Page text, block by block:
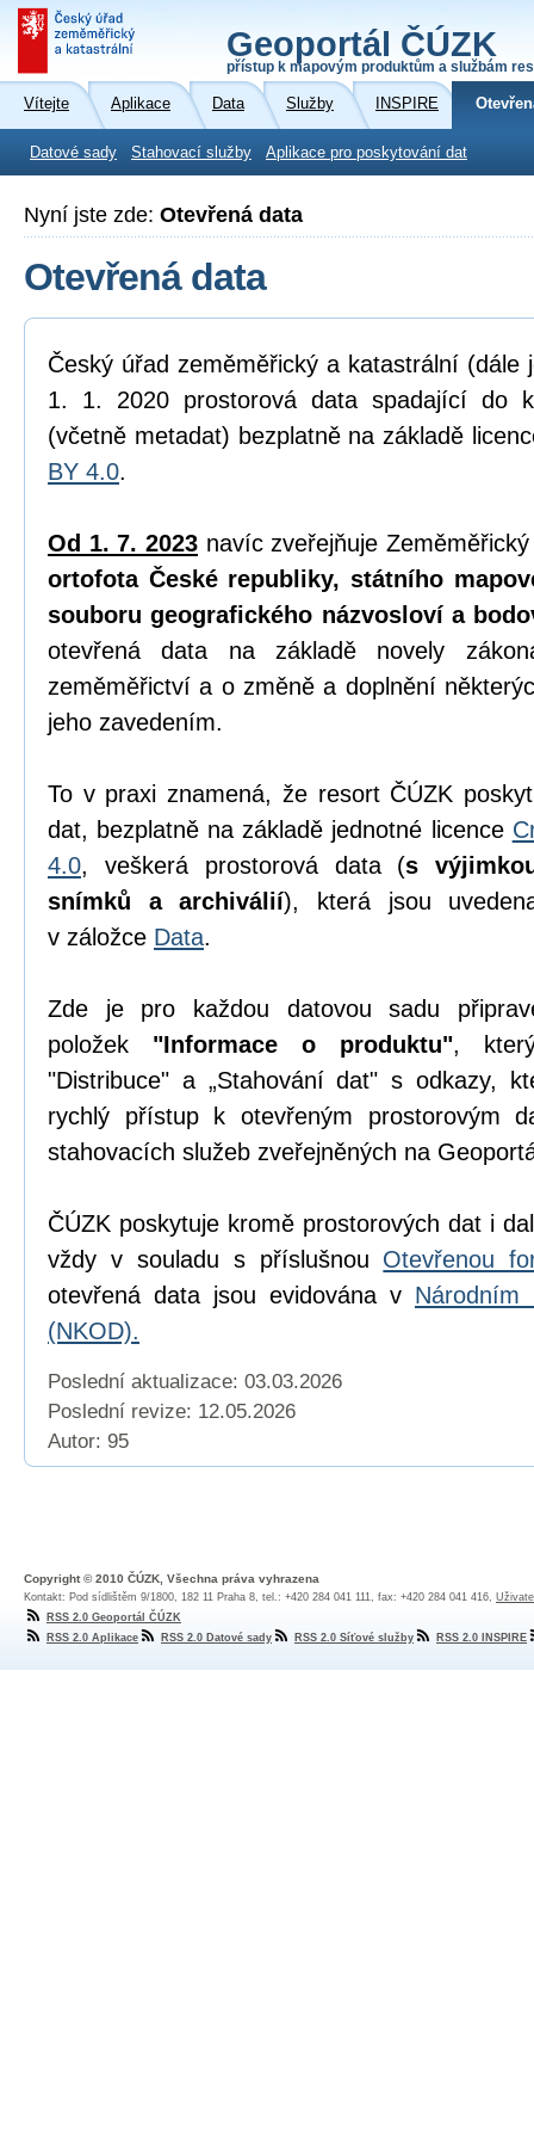
Geoportál ČÚZK
přístup k mapovým produktům a službám
Vítejte Aplikace Data Služby INSPIRE
Datové sady Stahovací služby Aplikace pro poskytování dat
Nyní jste zde: Otevřená data
Otevřená data
Český úřad zeměměřický a katastrální (dále
1. 1. 2020 prostorová data spadající do
(včetně metadat) bezplatně na základě
BY 4.0.
Od 1. 7. 2023 navíc zveřejňuje
ortofota České republiky, státního
souboru geografického názvosloví a
otevřená data na základě novely
zeměměřictví a o změně a doplnění
jeho zavedením.
To v praxi znamená, že resort ČÚZK
dat, bezplatně na základě jednotné licence
4.0, veškerá prostorová data (s
snímků a archiválií), která jsou
v záložce Data.
Zde je pro každou datovou sadu
položek "Informace o produktu",
"Distribuce" a „Stahování dat" s odkazy,
rychlý přístup k otevřeným prostorovým
stahovacích služeb zveřejněných na
ČÚZK poskytuje kromě prostorových dat i
vždy v souladu s příslušnou Otevřenou
otevřená data jsou evidována v Národním
(NKOD).
Poslední aktualizace: 03.03.2026
Poslední revize: 12.05.2026
Autor: 95
Copyright © 2010 ČÚZK, Všechna práva vyhrazena
Kontakt: Pod sídlištěm 9/1800, 182 11 Praha 8, tel.: +420 284 041 111, fax: +420 284 041 416,
RSS 2.0 Geoportál ČÚZK
RSS 2.0 Aplikace
RSS 2.0 Datové sady RSS 2.0 Síťové služby RSS 2.0 INSPIRE